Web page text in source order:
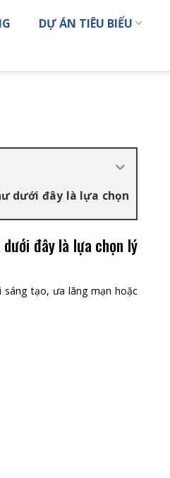
DỰ ÁN TIÊU BIỂU
dưới đây là lựa chọn
đây là lựa chọn lý
sáng tạo, ưa lãng mạn hoặc